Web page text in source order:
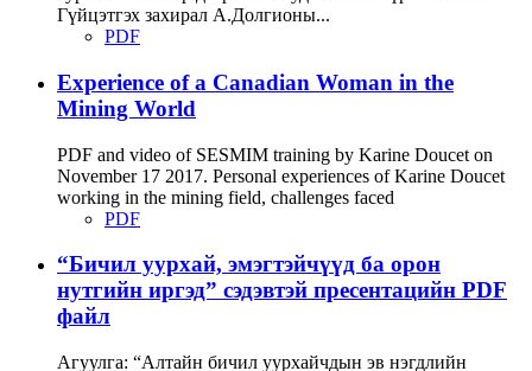
Гүйцэтгэх захирал А.Долгионы...
PDF
Experience of a Canadian Woman in the
Mining World
PDF and video of SESMIM training by Karine Doucet on
November 17 2017. Personal experiences of Karine Doucet
working in the mining field, challenges faced
PDF
“Бичил уурхай, эмэгтэйчүүд ба орон
нутгийн иргэд” сэдэвтэй пресентацийн PDF
файл
Агуулга: “Алтайн бичил уурхайчдын эв нэгдлийн